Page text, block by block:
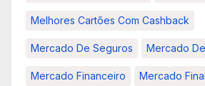
Melhores Cartões Com Cashback
Mercado De Seguros Mercado
Mercado Financeiro Mercado